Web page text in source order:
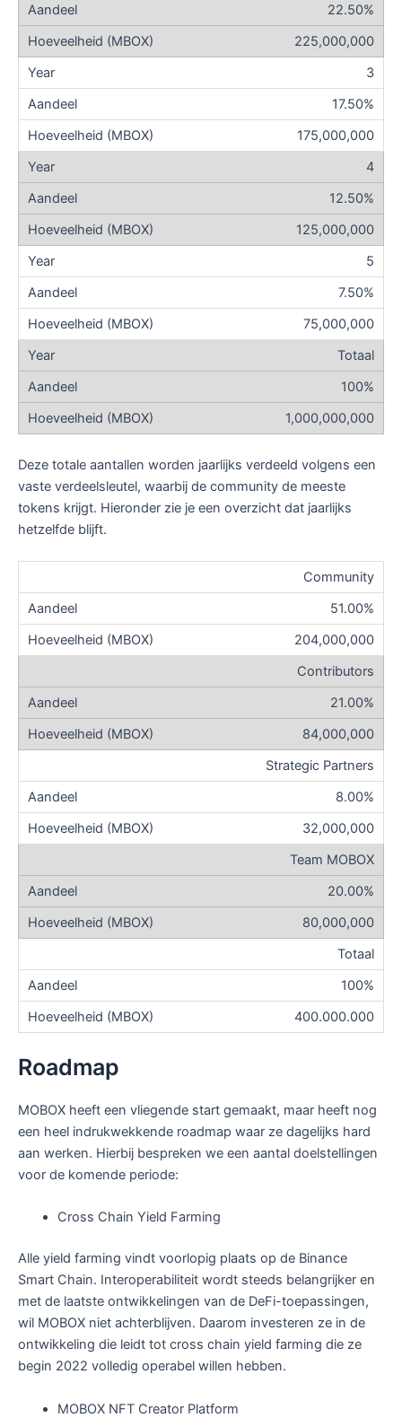
22.50%
225,000,000
3
17.50%
175,000,000
4
12.50%
125,000,000
5
7.50%
75,000,000
Totaal
100%
1,000,000,000
Deze totale aantallen worden jaarlijks verdeeld volgens een
vaste verdeelsleutel, waarbij de community de meeste
tokens krijgt. Hieronder zie je een overzicht dat jaarlijks
hetzelfde blijft.
Community
51.00%
204,000,000
Contributors
21.00%
84,000,000
Strategic Partners
8.00%
32,000,000
Team MOBOX
20.00%
80,000,000
Totaal
100%
400.000.000
Roadmap
MOBOX heeft een vliegende start gemaakt, maar heeft nog
een heel indrukwekkende roadmap waar ze dagelijks hard
aan werken. Hierbij bespreken we een aantal doelstellingen
voor de komende periode:
Cross Chain Yield Farming
Alle yield farming vindt voorlopig plaats op de Binance
Smart Chain. Interoperabiliteit wordt steeds belangrijker en
met de laatste ontwikkelingen van de DeFi-toepassingen,
wil MOBOX niet achterblijven. Daarom investeren ze in de
ontwikkeling die leidt tot cross chain yield farming die ze
begin 2022 volledig operabel willen hebben.
MOBOX NFT Creator Platform